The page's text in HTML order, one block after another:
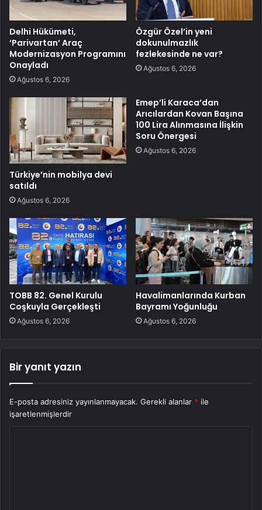
Delhi Hükümeti,
‘Parivartan’ Araç
Modernizasyon Programını
Onayladı
Ağustos 6, 2026
Özgür Özel’in yeni
dokunulmazlık
fezlekesinde ne var?
Ağustos 6, 2026
Türkiye’nin mobilya devi
satıldı
Ağustos 6, 2026
Emep’li Karaca’dan
Arıcılardan Kovan Başına
100 Lira Alınmasına İlişkin
Soru Önergesi
Ağustos 6, 2026
TOBB 82. Genel Kurulu
Coşkuyla Gerçekleşti
Ağustos 6, 2026
Havalimanlarında Kurban
Bayramı Yoğunluğu
Ağustos 6, 2026
Bir yanıt yazın
E-posta adresiniz yayınlanmayacak. Gerekli alanlar * ile
işaretlenmişlerdir